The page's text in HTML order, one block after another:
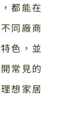
都能在
同廠商
色，並
常見的
想家居